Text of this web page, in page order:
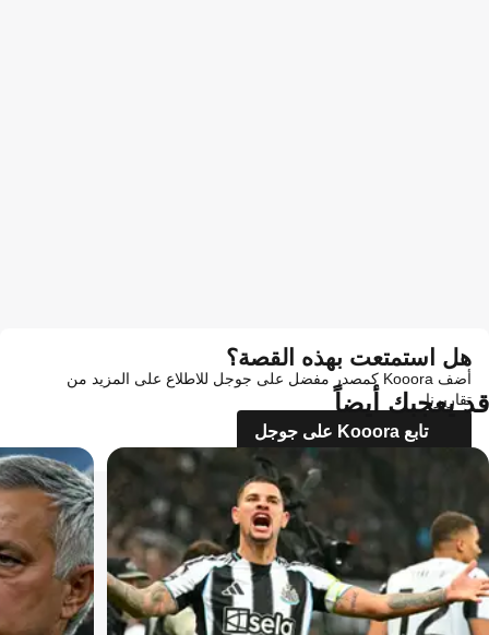
هل استمتعت بهذه القصة؟
أضف Kooora كمصدر مفضل على جوجل للاطلاع على المزيد من
تقاريرنا
تابع Kooora على جوجل
قد يعجبك أيضاً